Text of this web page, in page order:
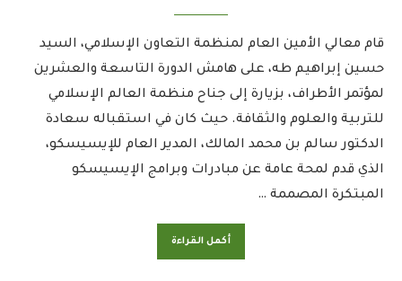
قام معالي الأمين العام لمنظمة التعاون الإسلامي، السيد
حسين إبراهيم طه، على هامش الدورة التاسعة والعشرين
لمؤتمر الأطراف، بزيارة إلى جناح منظمة العالم الإسلامي
للتربية والعلوم والثقافة. حيث كان في استقباله سعادة
الدكتور سالم بن محمد المالك، المدير العام للإيسيسكو،
الذي قدم لمحة عامة عن مبادرات وبرامج الإيسيسكو
المبتكرة المصممة …
أكمل القراءة